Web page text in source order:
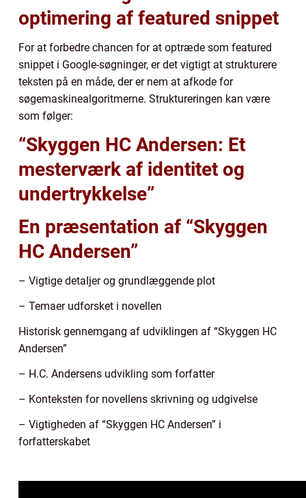
optimering af featured snippet
For at forbedre chancen for at optræde som featured
snippet i Google-søgninger, er det vigtigt at strukturere
teksten på en måde, der er nem at afkode for
søgemaskinealgoritmerne. Struktureringen kan være
som følger:
“Skyggen HC Andersen: Et
mesterværk af identitet og
undertrykkelse”
En præsentation af “Skyggen
HC Andersen”
– Vigtige detaljer og grundlæggende plot
– Temaer udforsket i novellen
Historisk gennemgang af udviklingen af “Skyggen HC
Andersen”
– H.C. Andersens udvikling som forfatter
– Konteksten for novellens skrivning og udgivelse
– Vigtigheden af “Skyggen HC Andersen” i
forfatterskabet